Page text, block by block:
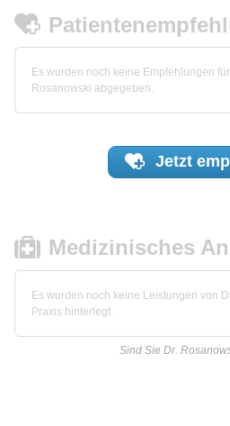
Es wurden noch keine Empfehlungen
Rosanowski abgegeben.
Jetzt
Medizinisches
Es wurden noch keine Leistungen von
Praxis hinterlegt.
Sind Sie Dr.